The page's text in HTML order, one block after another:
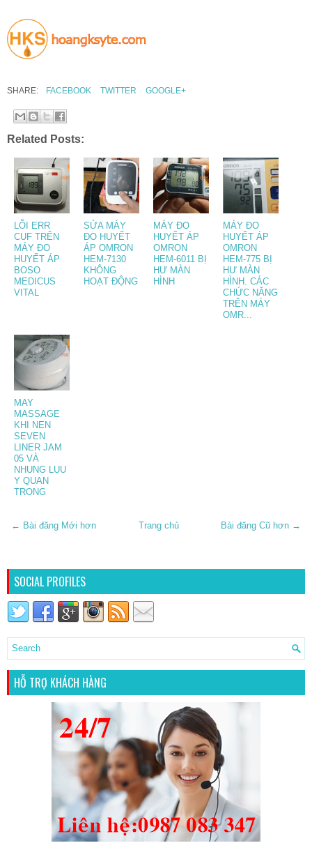
SHARE: FACEBOOK TWITTER GOOGLE+
Related Posts:
LỖI ERR
CUF TRÊN
MÁY ĐO
HUYẾT ÁP
BOSO
MEDICUS
VITAL
SỬA MÁY
ĐO HUYẾT
ÁP OMRON
HEM-7130
KHÔNG
HOẠT ĐỘNG
MÁY ĐO
HUYẾT ÁP
OMRON
HEM-6011 BỊ
HƯ MÀN
HÌNH
MÁY ĐO
HUYẾT ÁP
OMRON
HEM-775 BỊ
HƯ MÀN
HÌNH. CÁC
CHỨC NĂNG
TRÊN MÁY
OMR...
MAY
MASSAGE
KHI NEN
SEVEN
LINER JAM
05 VÀ
NHUNG LUU
Y QUAN
TRONG
← Bài đăng Mới hơn Bài đăng Cũ hơn →
Trang chủ
SOCIAL PROFILES
HỖ TRỢ KHÁCH HÀNG